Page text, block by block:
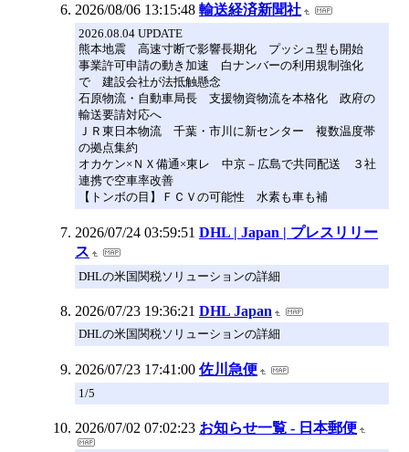
2026/08/06 13:15:48 輸送経済新聞社
2026.08.04 UPDATE
熊本地震 高速寸断で影響長期化 プッシュ型も開始
事業許可申請の動き加速 白ナンバーの利用規制強化
で 建設会社が法抵触懸念
石原物流・自動車局長 支援物資物流を本格化 政府の
輸送要請対応へ
ＪＲ東日本物流 千葉・市川に新センター 複数温度帯
の拠点集約
オカケン×ＮＸ備通×東レ 中京－広島で共同配送 ３社
連携で空車率改善
【トンボの目】ＦＣＶの可能性 水素も車も補
2026/07/24 03:59:51 DHL | Japan | プレスリリー
ス
DHLの米国関税ソリューションの詳細
2026/07/23 19:36:21 DHL Japan
DHLの米国関税ソリューションの詳細
2026/07/23 17:41:00 佐川急便
1/5
2026/07/02 07:02:23 お知らせ一覧 - 日本郵便